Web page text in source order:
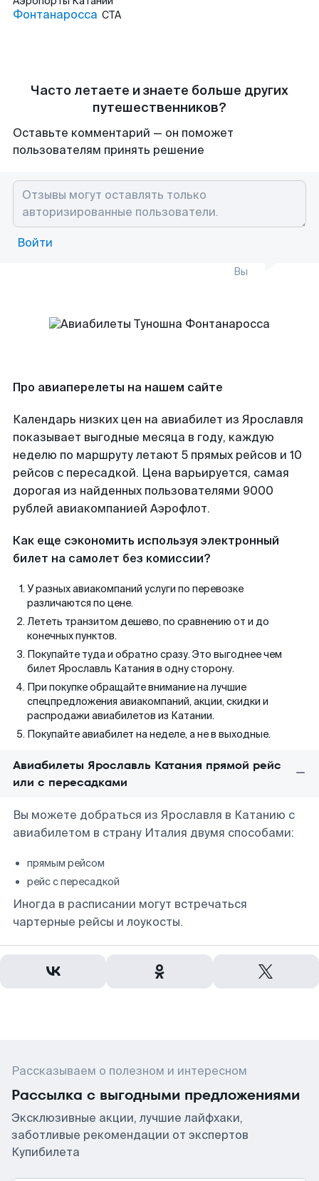
Фонтанаросса CTA
Часто летаете и знаете больше других
путешественников?
Оставьте комментарий — он поможет
пользователям принять решение
Войти
Вы
Про авиаперелеты на нашем сайте
Календарь низких цен на авиабилет из Ярославля
показывает выгодные месяца в году, каждую
неделю по маршруту летают 5 прямых рейсов и 10
рейсов с пересадкой. Цена варьируется, самая
дорогая из найденных пользователями 9000
рублей авиакомпанией Аэрофлот.
Как еще сэкономить используя электронный
билет на самолет без комиссии?
У разных авиакомпаний услуги по перевозке
различаются по цене.
Лететь транзитом дешево, по сравнению от и до
конечных пунктов.
Покупайте туда и обратно сразу. Это выгоднее чем
билет Ярославль Катания в одну сторону.
При покупке обращайте внимание на лучшие
спецпредложения авиакомпаний, акции, скидки и
распродажи авиабилетов из Катании.
Покупайте авиабилет на неделе, а не в выходные.
Авиабилеты Ярославль Катания прямой рейс
или с пересадками
Вы можете добраться из Ярославля в Катанию с
авиабилетом в страну Италия двумя способами:
прямым рейсом
рейс с пересадкой
Иногда в расписании могут встречаться
чартерные рейсы и лоукосты.
Рассказываем о полезном и интересном
Рассылка с выгодными предложениями
Эксклюзивные акции, лучшие лайфхаки,
заботливые рекомендации от экспертов
Купибилета